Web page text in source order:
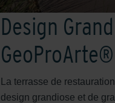
Design
La terrasse de
design grandiose et de